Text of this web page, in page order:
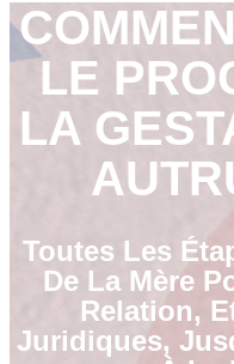
LE
LA
Toutes Les
De La Mère
Relation,
Juridiques,